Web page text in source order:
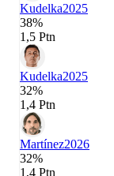
Kudelka2025
38%
1,5 Ptn
Kudelka2025
32%
1,4 Ptn
Martínez2026
32%
1,4 Ptn